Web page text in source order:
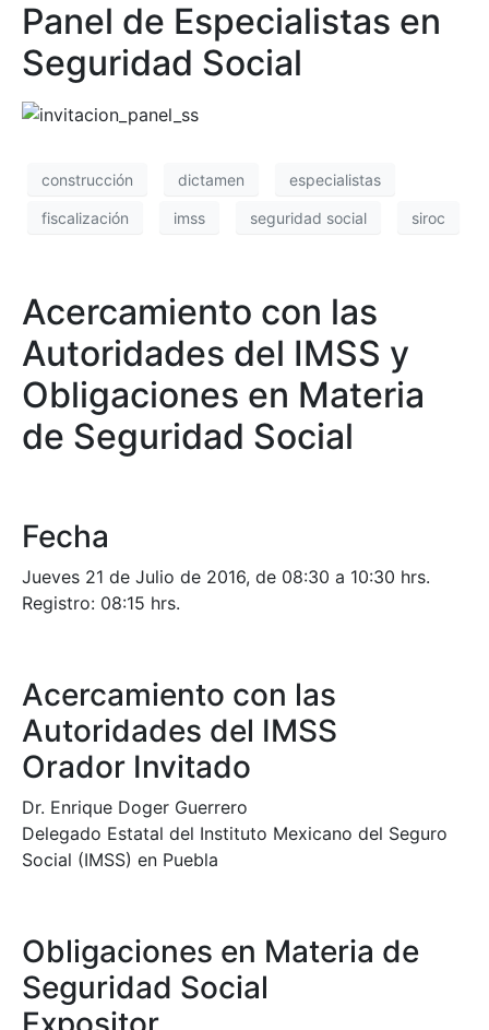
Panel de Especialistas en
Seguridad Social
construcción dictamen especialistas
fiscalización imss seguridad social siroc
Acercamiento con las
Autoridades del IMSS y
Obligaciones en Materia
de Seguridad Social
Fecha
Jueves 21 de Julio de 2016, de 08:30 a 10:30 hrs.
Registro: 08:15 hrs.
Acercamiento con las
Autoridades del IMSS
Orador Invitado
Dr. Enrique Doger Guerrero
Delegado Estatal del Instituto Mexicano del Seguro
Social (IMSS) en Puebla
Obligaciones en Materia de
Seguridad Social